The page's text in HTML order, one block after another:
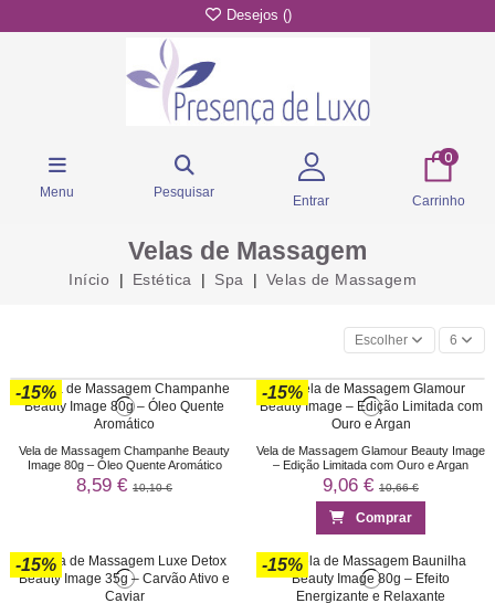
Desejos ()
Menu Pesquisar
Entrar
0
Carrinho
Velas de Massagem
Início Estética Spa Velas de Massagem
Escolher 6
-15%
Vela de Massagem Champanhe Beauty
Image 80g – Óleo Quente Aromático
8,59 € 10,10 €
-15%
Vela de Massagem Glamour Beauty Image
– Edição Limitada com Ouro e Argan
9,06 € 10,66 €
Comprar
-15% -15%